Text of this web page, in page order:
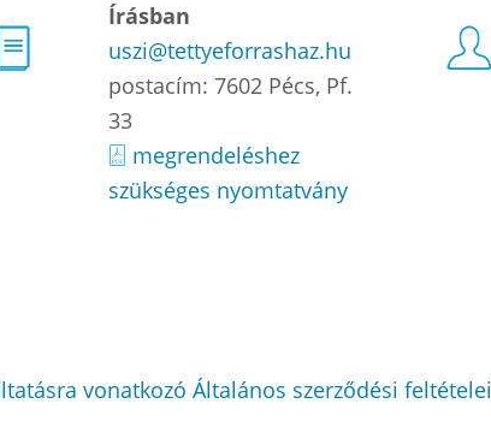
Írásban
uszi@tettyeforrashaz.hu
postacím: 7602 Pécs, Pf.
33
megrendeléshez
szükséges nyomtatvány
vonatkozó Általános szerződési feltételei